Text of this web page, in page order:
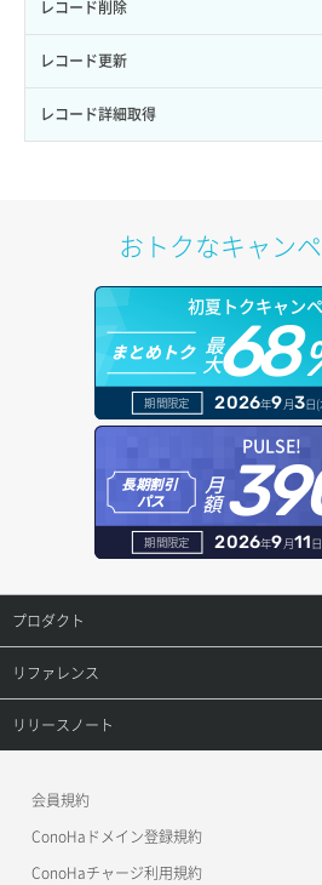
ロール一覧取得
ロール作成
ロール削除
ロール詳細取得
ボリューム作成
ボリューム削除
ボリューム更新
ボリューム詳細取得
自動バックアップ有効化
自動バックアップ無効化
サーバープラン詳細取得
サーバーメタデータ取得
サーバーメタデータ更新（ネームタグ変更
サーバー一覧取得
サーバー作成
サーバー再構築（OS再インストール）
サーバー利用状況グラフ（ディスクIO）
サーバー利用状況グラフ（トラフィック）
サーバー削除
サーバー操作（起動/停止/再起動/強制停止）
サーバー設定切替
セキュリティグループ作成
セキュリティグループ削除
ネットワーク一覧取得
ネットワーク作成（ローカルネットワーク
ネットワーク削除（ローカルネットワーク
ネットワーク詳細取得
ポート一覧取得
ポート作成（ローカルネットワーク用）
メンバー一覧
メンバー削除
リスナー一覧取得
リスナー作成
リスナー削除
リスナー更新
リスナー詳細取得
ロードバランサー更新
ロードバランサー詳細取得
ロードバランサー追加
オブジェクト複製
オブジェクト詳細取得
コンテナ詳細取得
ラージオブジェクトアップロード(DLO)
ラージオブジェクトアップロード(SLO)
一時的Web公開
レコード削除
レコード更新
レコード詳細取得
おトクなキャン
初夏トクキャン
まとめトク 最
大68
期間限定 2026年9月3日(
PULSE!
長期割引
パス
月
額
期間限定 2026年9月11
プロダクト
プロダクトトップ
ConoHa VPS(Ver.3.0)
ConoHa for GAME
リファレンス
リファレンストップ
OpenStack CLI
リリースノート
会員規約
ConoHaドメイン登録規約
ConoHaチャージ利用規約